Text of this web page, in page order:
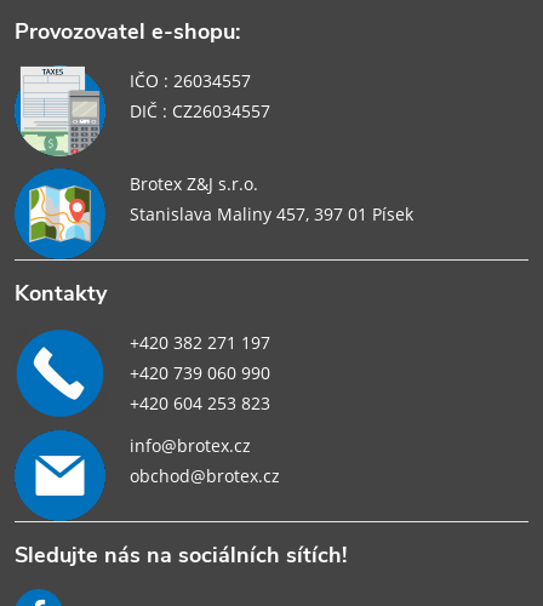
Provozovatel e-shopu:
IČO : 26034557
DIČ : CZ26034557
Brotex Z&J s.r.o.
Stanislava Maliny 457, 397 01 Písek
Kontakty
+420 382 271 197
+420 739 060 990
+420 604 253 823
info@brotex.cz
obchod@brotex.cz
Sledujte nás na sociálních sítích!